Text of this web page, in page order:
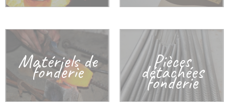
Matériels de
fonderie Pièces
détachées
fonderie